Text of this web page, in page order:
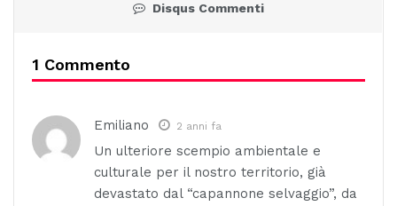
Disqus Commenti
1 Commento
Emiliano 2 anni fa
Un ulteriore scempio ambientale e
culturale per il nostro territorio, già
devastato dal “capannone selvaggio”, da